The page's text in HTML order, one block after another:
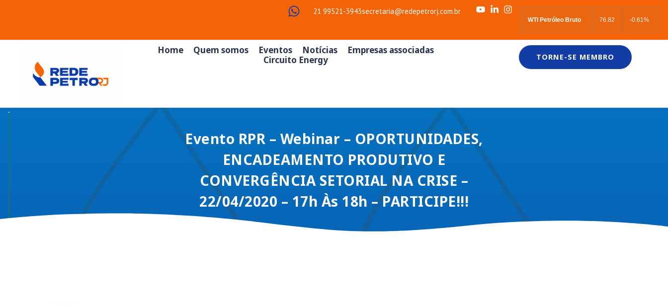
21 99521-3943secretaria@redepetrorj.com.br
WTI Petróleo Bruto 76.82 -0.61%
Home Quem somos Eventos Notícias
Empresas associadas
Circuito Energy
TORNE-SE MEMBRO
Evento RPR – Webinar – OPORTUNIDADES,
ENCADEAMENTO PRODUTIVO E
CONVERGÊNCIA SETORIAL NA CRISE –
22/04/2020 – 17h Às 18h – PARTICIPE!!!